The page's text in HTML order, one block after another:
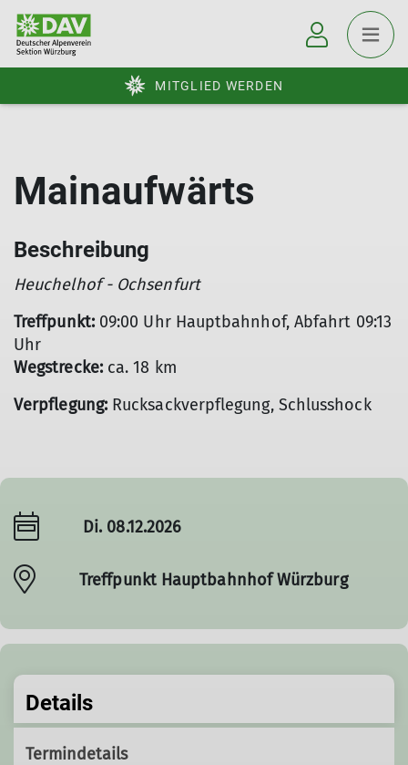
MITGLIED WERDEN
Mainaufwärts
Beschreibung
Heuchelhof - Ochsenfurt
Treffpunkt:09:00 Uhr Hauptbahnhof, Abfahrt 09:13
Uhr
Wegstrecke:ca. 18 km
Verpflegung:Rucksackverpflegung, Schlusshock
Di. 08.12.2026
Treffpunkt Hauptbahnhof Würzburg
Details
Termindetails